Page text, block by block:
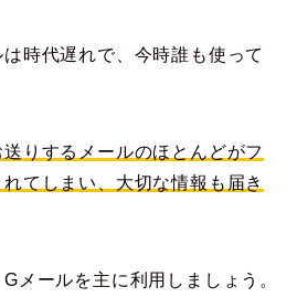
時代遅れで、今時誰も使って
りするメールのほとんどがフ
てしまい、大切な情報も届き
メールを主に利用しましょう。